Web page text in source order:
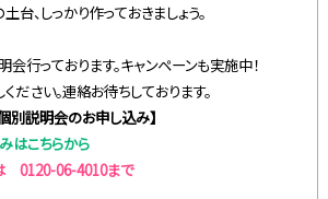
台、しっかり作っておきましょう。
行っております。キャンペーンも実施中！
ださい。連絡お待ちしております。
別説明会のお申し込み】
はこちらから
0120-06-4010まで